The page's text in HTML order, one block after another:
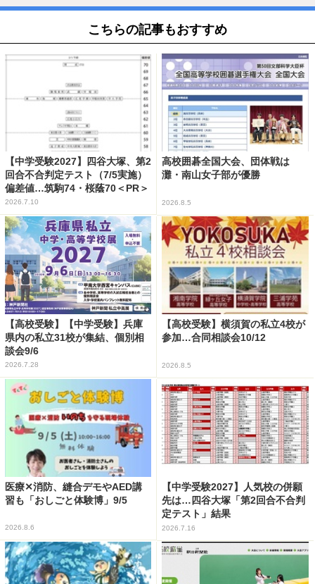
こちらの記事もおすすめ
【中学受験2027】四谷大塚、第2
回合不合判定テスト（7/5実施）
偏差値…筑駒74・桜蔭70＜PR＞
2026.7.10
高校囲碁全国大会、団体戦は
灘・南山女子部が優勝
2026.8.5
【高校受験】【中学受験】兵庫
県内の私立31校が集結、個別相
談会9/6
2026.7.28
【高校受験】横須賀の私立4校が
参加…合同相談会10/12
2026.8.5
医療✕消防、縫合デモやAED講
習も「おしごと体験博」9/5
2026.8.6
【中学受験2027】人気校の併願
先は…四谷大塚「第2回合不合判
定テスト」結果
2026.7.16